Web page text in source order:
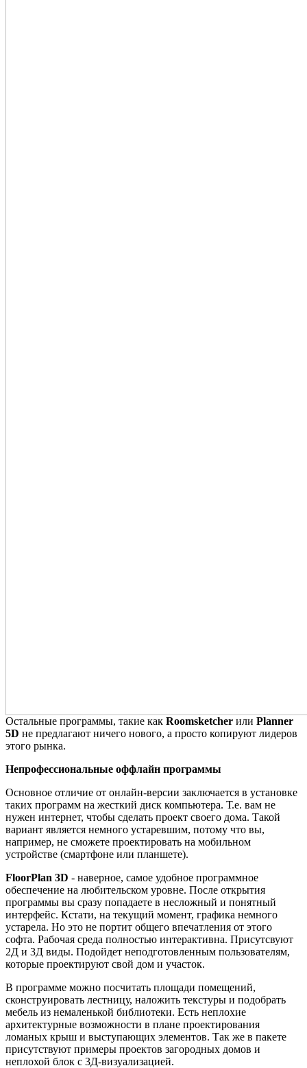
Остальные программы, такие как Roomsketcher или Planner
5D не предлагают ничего нового, а просто копируют лидеров
этого рынка.
Непрофессиональные оффлайн программы
Основное отличие от онлайн-версии заключается в установке
таких программ на жесткий диск компьютера. Т.е. вам не
нужен интернет, чтобы сделать проект своего дома. Такой
вариант является немного устаревшим, потому что вы,
например, не сможете проектировать на мобильном
устройстве (смартфоне или планшете).
FloorPlan 3D - наверное, самое удобное программное
обеспечение на любительском уровне. После открытия
программы вы сразу попадаете в несложный и понятный
интерфейс. Кстати, на текущий момент, графика немного
устарела. Но это не портит общего впечатления от этого
софта. Рабочая среда полностью интерактивна. Присутсвуют
2Д и 3Д виды. Подойдет неподготовленным пользователям,
которые проектируют свой дом и участок.
В программе можно посчитать площади помещений,
сконструировать лестницу, наложить текстуры и подобрать
мебель из немаленькой библиотеки. Есть неплохие
архитектурные возможности в плане проектирования
ломаных крыш и выступающих элементов. Так же в пакете
присутствуют примеры проектов загородных домов и
неплохой блок с 3Д-визуализацией.